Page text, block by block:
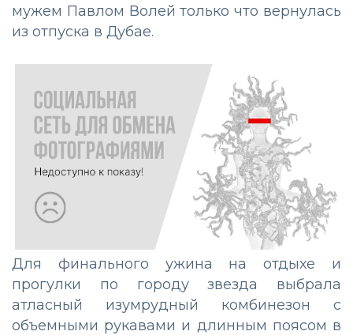
мужем Павлом Волей только что вернулась
из отпуска в Дубае.
Для финального ужина на отдыхе и
прогулки по городу звезда выбрала
атласный изумрудный комбинезон с
объемными рукавами и длинным поясом в